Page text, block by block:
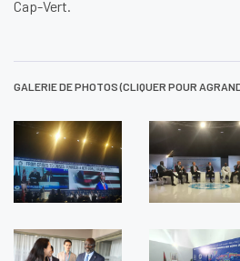
Cap-Vert.
GALERIE DE PHOTOS (CLIQUER POUR